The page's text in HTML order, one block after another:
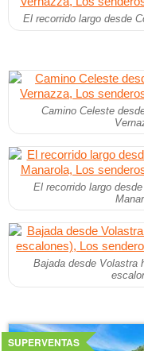
El recorrido largo desde
Camino Celeste
El recorrido largo
Bajada desde Volastra
SUPERVENTAS
Ver
detalles